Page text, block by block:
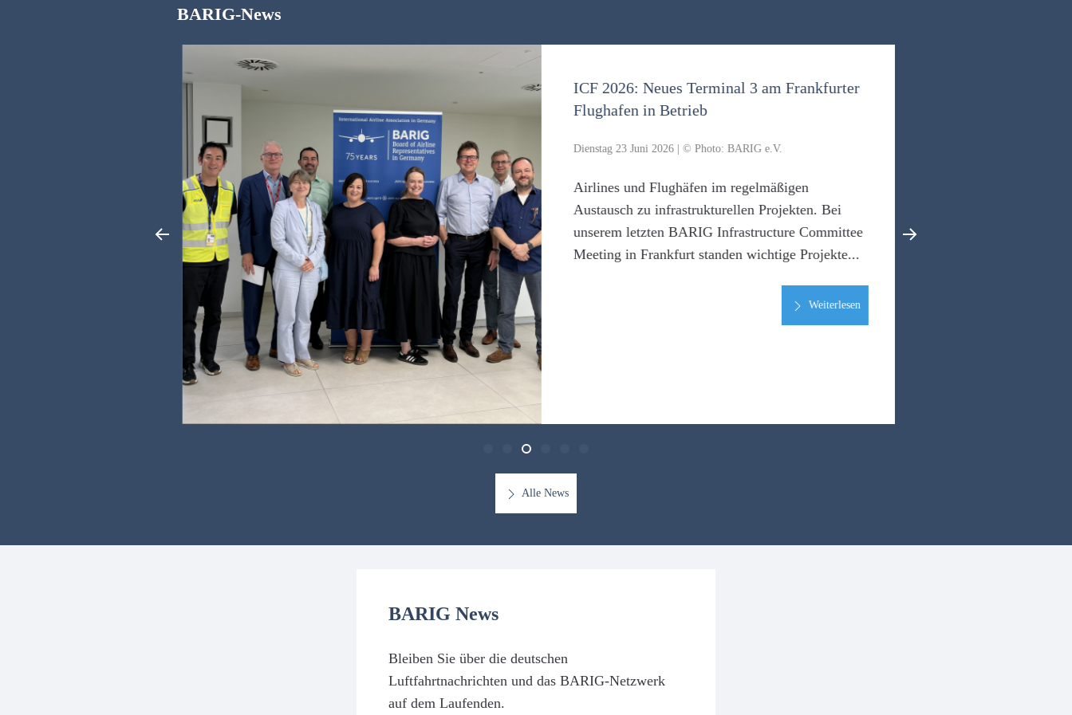
BARIG-News
ICF 2026: Neues Terminal 3 am Frankfurter
Flughafen in Betrieb
Dienstag 23 Juni 2026 | © Photo: BARIG e.V.
Airlines und Flughäfen im regelmäßigen
Austausch zu infrastrukturellen Projekten. Bei
unserem letzten BARIG Infrastructure Committee
Meeting in Frankfurt standen wichtige Projekte...
Weiterlesen
Alle News
BARIG News
Bleiben Sie über die deutschen
Luftfahrtnachrichten und das BARIG-Netzwerk
auf dem Laufenden.